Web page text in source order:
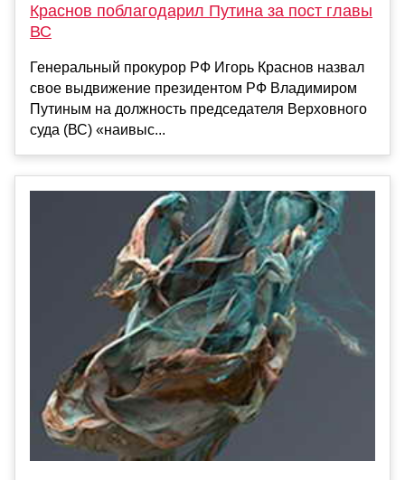
Краснов поблагодарил Путина за пост главы
ВС
Генеральный прокурор РФ Игорь Краснов назвал
свое выдвижение президентом РФ Владимиром
Путиным на должность председателя Верховного
суда (ВС) «наивыс...